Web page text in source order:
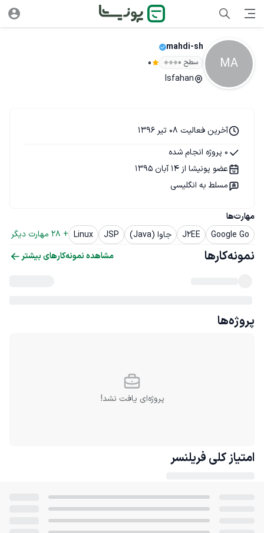
MA
mahdi-sh
سطح ۰ 0
Isfahan
مهارت‌ها
Google Go
J2EE جاوا (Java) JSP
Linux
+
28 مهارت دیگر
آخرین فعالیت 08 تیر 1396
0 پروژه انجام شده
عضو پونیشا از 14 آبان 1395
مسلط به انگلیسی
نمونه‌کارها مشاهده نمونه‌کارهای بیشتر
پروژه‌ها
پروژه‌ای یافت نشد!
امتیاز کلی فریلنسر